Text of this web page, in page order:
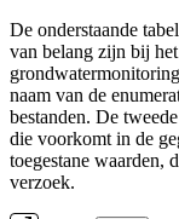
De onderstaande
van belang zijn bij
naam van de
bestanden. De
die voorkomt in de
toegestane waarden,
verzoek.